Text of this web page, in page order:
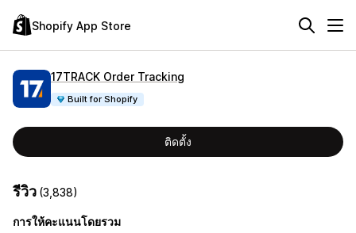
Shopify App Store
17TRACK Order Tracking
Built for Shopify
ติดตั้ง
รีวิว (3,838)
การให้คะแนนโดยรวม